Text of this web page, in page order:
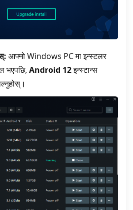
आफ्नो Windows PC मा इन्स्टलर
भएपछि, Android 12इन्स्टान्स